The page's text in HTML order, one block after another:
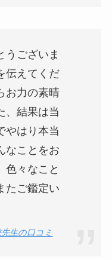
うございま
伝えてくだ
お力の素晴
、結果は当
やはり本当
なことをお
色々なこと
たご鑑定い
生の口コミ